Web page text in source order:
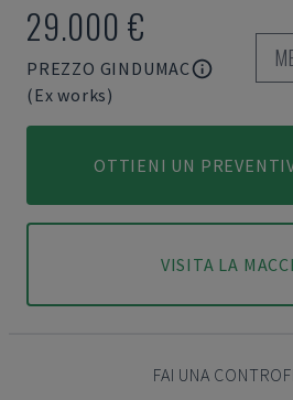
29.000 €
PREZZO GINDUMAC
(Ex works)
OTTIENI UN
VISITA LA
FAI UNA